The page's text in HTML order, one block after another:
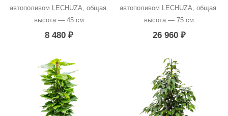
автополивом LECHUZA, общая
высота — 45 см
8 480 ₽
автополивом LECHUZA, общая
высота — 75 см
26 960 ₽